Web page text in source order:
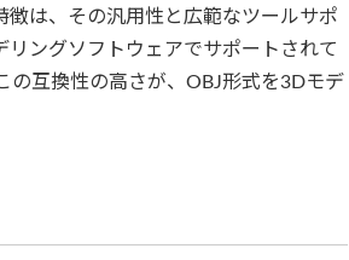
徴は、その汎用性と広範なツールサポ
ングソフトウェアでサポートされて
の互換性の高さが、OBJ形式を3Dモデ